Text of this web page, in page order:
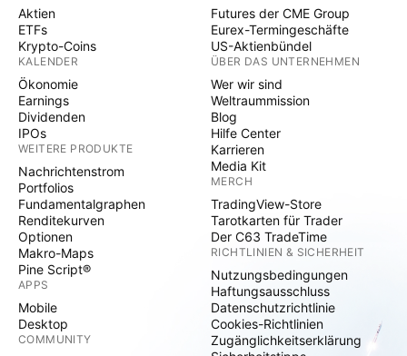
Aktien
ETFs
Krypto-Coins
KALENDER
Ökonomie
Earnings
Dividenden
IPOs
WEITERE PRODUKTE
Nachrichtenstrom
Portfolios
Fundamentalgraphen
Renditekurven
Optionen
Makro-Maps
Pine Script®
APPS
Mobile
Desktop
COMMUNITY
Futures der CME Group
Eurex-Termingeschäfte
US-Aktienbündel
ÜBER DAS UNTERNEHMEN
Wer wir sind
Weltraummission
Blog
Hilfe Center
Karrieren
Media Kit
MERCH
TradingView-Store
Tarotkarten für Trader
Der C63 TradeTime
RICHTLINIEN & SICHERHEIT
Nutzungsbedingungen
Haftungsausschluss
Datenschutzrichtlinie
Cookies-Richtlinien
Zugänglichkeitserklärung